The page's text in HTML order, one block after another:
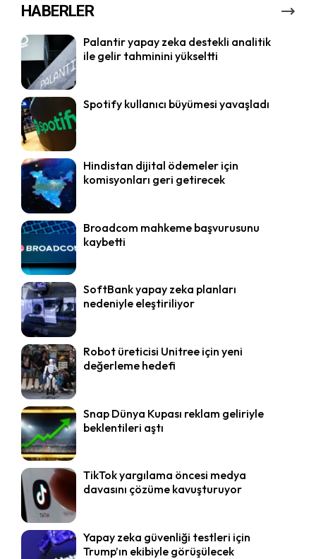
HABERLER
Palantir yapay zeka destekli analitik
ile gelir tahminini yükseltti
Spotify kullanıcı büyümesi yavaşladı
Hindistan dijital ödemeler için
komisyonları geri getirecek
Broadcom mahkeme başvurusunu
kaybetti
SoftBank yapay zeka planları
nedeniyle eleştiriliyor
Robot üreticisi Unitree için yeni
değerleme hedefi
Snap Dünya Kupası reklam geliriyle
beklentileri aştı
TikTok yargılama öncesi medya
davasını çözüme kavuşturuyor
Yapay zeka güvenliği testleri için
Trump’ın ekibiyle görüşülecek